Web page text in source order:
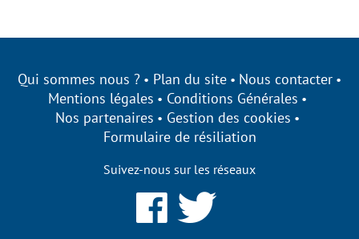
Qui sommes nous ? Plan du site
Nous contacter
Mentions légales
Conditions Générales
Nos partenaires
Gestion des cookies
Formulaire de résiliation
Suivez-nous sur les réseaux